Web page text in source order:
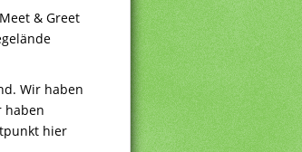
& Greet
Wir haben
haben
hier